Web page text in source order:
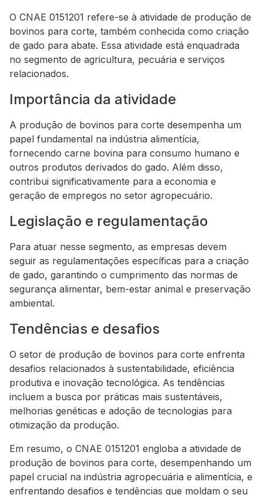
O CNAE 0151201 refere-se à atividade de produção de
bovinos para corte, também conhecida como criação
de gado para abate. Essa atividade está enquadrada
no segmento de agricultura, pecuária e serviços
relacionados.
Importância da atividade
A produção de bovinos para corte desempenha um
papel fundamental na indústria alimentícia,
fornecendo carne bovina para consumo humano e
outros produtos derivados do gado. Além disso,
contribui significativamente para a economia e
geração de empregos no setor agropecuário.
Legislação e regulamentação
Para atuar nesse segmento, as empresas devem
seguir as regulamentações específicas para a criação
de gado, garantindo o cumprimento das normas de
segurança alimentar, bem-estar animal e preservação
ambiental.
Tendências e desafios
O setor de produção de bovinos para corte enfrenta
desafios relacionados à sustentabilidade, eficiência
produtiva e inovação tecnológica. As tendências
incluem a busca por práticas mais sustentáveis,
melhorias genéticas e adoção de tecnologias para
otimização da produção.
Em resumo, o CNAE 0151201 engloba a atividade de
produção de bovinos para corte, desempenhando um
papel crucial na indústria agropecuária e alimentícia, e
enfrentando desafios e tendências que moldam o seu